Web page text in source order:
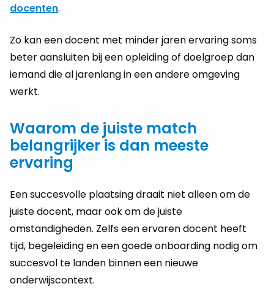
docenten.
Zo kan een docent met minder jaren ervaring soms
beter aansluiten bij een opleiding of doelgroep dan
iemand die al jarenlang in een andere omgeving
werkt.
Waarom de juiste match
belangrijker is dan meeste
ervaring
Een succesvolle plaatsing draait niet alleen om de
juiste docent, maar ook om de juiste
omstandigheden. Zelfs een ervaren docent heeft
tijd, begeleiding en een goede onboarding nodig om
succesvol te landen binnen een nieuwe
onderwijscontext.